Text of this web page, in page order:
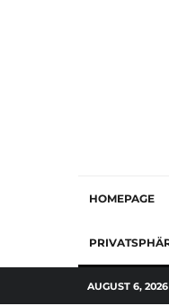
HOMEPAGE
AUGUST 6, 2026